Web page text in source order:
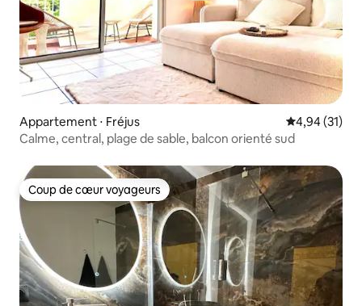
Appartement ⋅ Fréjus Évaluation
4,94 (31)
Calme, central, plage de sable, balcon orienté sud
Coup de cœur voyageurs
Coup de cœur voyageurs